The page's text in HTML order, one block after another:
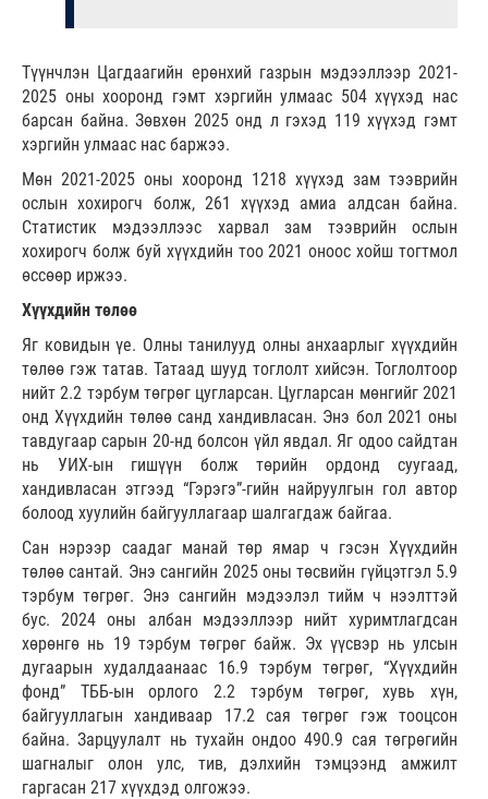
Түүнчлэн Цагдаагийн ерөнхий газрын мэдээллээр 2021-
2025 оны хооронд гэмт хэргийн улмаас 504 хүүхэд нас
барсан байна. Зөвхөн 2025 онд л гэхэд 119 хүүхэд гэмт
хэргийн улмаас нас баржээ.
Мөн 2021-2025 оны хооронд 1218 хүүхэд зам тээврийн
ослын хохирогч болж, 261 хүүхэд амиа алдсан байна.
Статистик мэдээллээс харвал зам тээврийн ослын
хохирогч болж буй хүүхдийн тоо 2021 оноос хойш тогтмол
өссөөр иржээ.
Хүүхдийн төлөө
Яг ковидын үе. Олны танилууд олны анхаарлыг хүүхдийн
төлөө гэж татав. Татаад шууд тоглолт хийсэн. Тоглолтоор
нийт 2.2 тэрбум төгрөг цугларсан. Цугларсан мөнгийг 2021
онд Хүүхдийн төлөө санд хандивласан. Энэ бол 2021 оны
тавдугаар сарын 20-нд болсон үйл явдал. Яг одоо сайдтан
нь УИХ-ын гишүүн болж төрийн ордонд суугаад,
хандивласан этгээд “Гэрэгэ”-гийн найруулгын гол автор
болоод хуулийн байгууллагаар шалгагдаж байгаа.
Сан нэрээр саадаг манай төр ямар ч гэсэн Хүүхдийн
төлөө сантай. Энэ сангийн 2025 оны төсвийн гүйцэтгэл 5.9
тэрбум төгрөг. Энэ сангийн мэдээлэл тийм ч нээлттэй
бус. 2024 оны албан мэдээллээр нийт хуримтлагдсан
хөрөнгө нь 19 тэрбум төгрөг байж. Эх үүсвэр нь улсын
дугаарын худалдаанаас 16.9 тэрбум төгрөг, “Хүүхдийн
фонд” ТББ-ын орлого 2.2 тэрбум төгрөг, хувь хүн,
байгууллагын хандиваар 17.2 сая төгрөг гэж тооцсон
байна. Зарцуулалт нь тухайн ондоо 490.9 сая төгрөгийн
шагналыг олон улс, тив, дэлхийн тэмцээнд амжилт
гаргасан 217 хүүхдэд олгожээ.